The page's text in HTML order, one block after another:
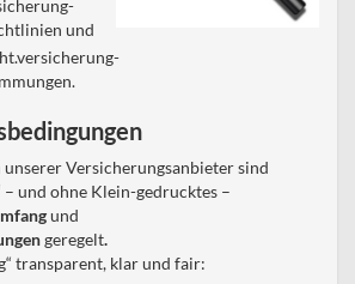
und
unserer Versicherungsanbieter sind
– und ohne Klein-gedrucktes –
und
geregelt.
transparent, klar und fair: